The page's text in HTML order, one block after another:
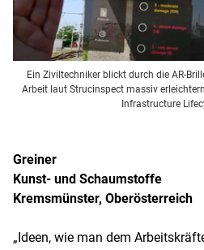
Ein Ziviltechniker blickt durch die AR-
Arbeit laut Strucinspect massiv
Infrastructure
Greiner
Kunst- und Schaumstoffe
Kremsmünster, Oberösterreich
„Ideen, wie man dem